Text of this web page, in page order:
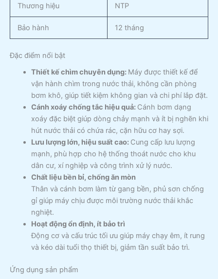
Thương hiệu NTP
Bảo hành 12 tháng
Đặc điểm nổi bật
Thiết kế chìm chuyên dụng: Máy được thiết kế để
vận hành chìm trong nước thải, không cần phòng
bơm khô, giúp tiết kiệm không gian và chi phí lắp đặt.
Cánh xoáy chống tắc hiệu quả: Cánh bơm dạng
xoáy đặc biệt giúp dòng chảy mạnh và ít bị nghẽn khi
hút nước thải có chứa rác, cặn hữu cơ hay sợi.
Lưu lượng lớn, hiệu suất cao: Cung cấp lưu lượng
mạnh, phù hợp cho hệ thống thoát nước cho khu
dân cư, xí nghiệp và công trình xử lý nước.
Chất liệu bền bỉ, chống ăn mòn
Thân và cánh bơm làm từ gang bền, phủ sơn chống
gỉ giúp máy chịu được môi trường nước thải khắc
nghiệt.
Hoạt động ổn định, ít bảo trì
Động cơ và cấu trúc tối ưu giúp máy chạy êm, ít rung
và kéo dài tuổi thọ thiết bị, giảm tần suất bảo trì.
Ứng dụng sản phẩm